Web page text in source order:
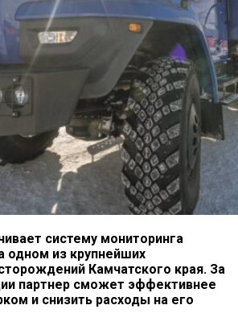
систему мониторинга
одном из крупнейших
Камчатского края. За
партнер сможет эффективнее
и снизить расходы на его